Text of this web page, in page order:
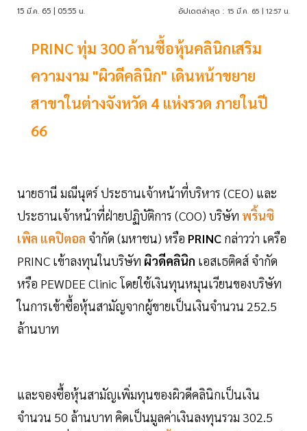
15 มี.ค. 65 | 05:55 น. อัปเดตล่าสุด : 15 มี.ค. 65 | 12:57 น.
PRINC ทุ่ม 300 ล้านซื้อหุ้นคลินิกเสริม
ความงาม "ผิวดีคลินิก" เดินหน้าขยาย
สาขาในต่างจังหวัด 4 แห่งรวด ภายในปี
66
นายธานี มณีนุตร์ ประธานเจ้าหน้าที่บริหาร (CEO) และ
ประธานเจ้าหน้าที่ฝ่ายปฏิบัติการ (COO) บริษัท พริ้นซิ
เพิล แคปิตอล จำกัด (มหาชน) หรือ PRINC กล่าวว่า เครือ
PRINC เข้าลงทุนในบริษัท ผิวดีคลินิก เอสเธติคส์ จำกัด
หรือ PEWDEE Clinic โดยใช้เงินทุนหมุนเวียนของบริษัท
ในการเข้าซื้อหุ้นสามัญจากผู้ขายเป็นเงินจำนวน 252.5
ล้านบาท
และจองซื้อหุ้นสามัญเพิ่มทุนของผิวดีคลินิกเป็นเงิน
จำนวน 50 ล้านบาท คิดเป็นมูลค่าเงินลงทุนรวม 302.5